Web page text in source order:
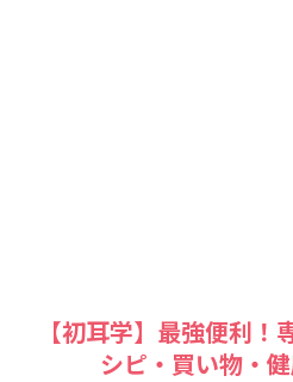
【初耳学】最強便利
シピ・買い物・